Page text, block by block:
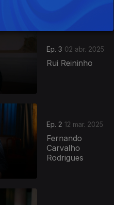
Ep. 3 02 abr. 2025
Rui Reininho
Ep. 2 12 mar. 2025
Fernando
Carvalho
Rodrigues